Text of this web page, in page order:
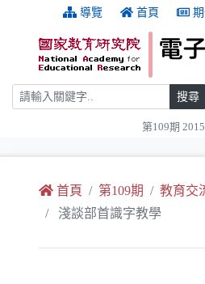
跳到主要內容 導覽 首頁 期
搜尋 搜尋
第109期
首頁 第109期
教育交
淺談部首識字教學